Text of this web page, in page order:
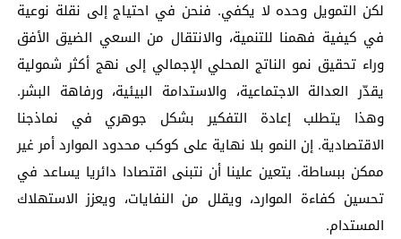
لكن التمويل وحده لا يكفي. فنحن في احتياج إلى نقلة نوعية
في كيفية فهمنا للتنمية، والانتقال من السعي الضيق الأفق
وراء تحقيق نمو الناتج المحلي الإجمالي إلى نهج أكثر شمولية
يقدّر العدالة الاجتماعية، والاستدامة البيئية، ورفاهة البشر.
وهذا يتطلب إعادة التفكير بشكل جوهري في نماذجنا
الاقتصادية. إن النمو بلا نهاية على كوكب محدود الموارد أمر غير
ممكن ببساطة. يتعين علينا أن نتبنى اقتصادا دائريا يساعد في
تحسين كفاءة الموارد، ويقلل من النفايات، ويعزز الاستهلاك
المستدام.